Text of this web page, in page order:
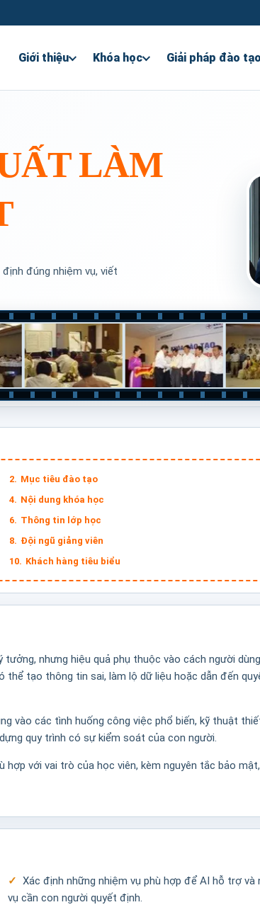
Giới thiệu Khóa học Giải pháp đào tạo
LÀM
đúng nhiệm vụ, viết
Mục tiêu đào tạo
Nội dung khóa học
Thông tin lớp học
Đội ngũ giảng viên
Khách hàng tiêu biểu
nhưng hiệu quả phụ thuộc vào cách người
thể tạo thông tin sai, làm lộ dữ liệu hoặc dẫn đến
vào các tình huống công việc phổ biến, kỹ thuật
quy trình có sự kiểm soát của con người.
với vai trò của học viên, kèm nguyên tắc bảo
Xác định những nhiệm vụ phù hợp để AI hỗ trợ và
vụ cần con người quyết định.